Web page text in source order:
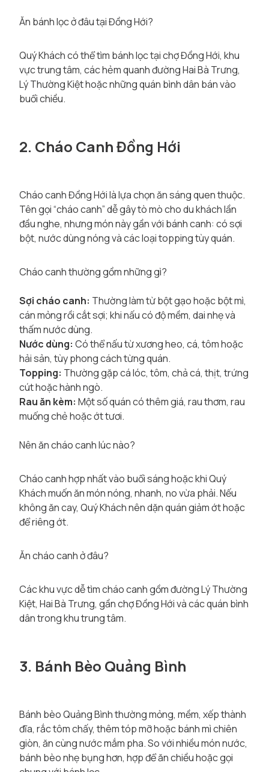
Ăn bánh lọc ở đâu tại Đồng Hới?
Quý Khách có thể tìm bánh lọc tại chợ Đồng Hới, khu
vực trung tâm, các hẻm quanh đường Hai Bà Trưng,
Lý Thường Kiệt hoặc những quán bình dân bán vào
buổi chiều.
2. Cháo Canh Đồng Hới
Cháo canh Đồng Hới là lựa chọn ăn sáng quen thuộc.
Tên gọi “cháo canh” dễ gây tò mò cho du khách lần
đầu nghe, nhưng món này gần với bánh canh: có sợi
bột, nước dùng nóng và các loại topping tùy quán.
Cháo canh thường gồm những gì?
Sợi cháo canh: Thường làm từ bột gạo hoặc bột mì,
cán mỏng rồi cắt sợi; khi nấu có độ mềm, dai nhẹ và
thấm nước dùng.
Nước dùng: Có thể nấu từ xương heo, cá, tôm hoặc
hải sản, tùy phong cách từng quán.
Topping: Thường gặp cá lóc, tôm, chả cá, thịt, trứng
cút hoặc hành ngò.
Rau ăn kèm: Một số quán có thêm giá, rau thơm, rau
muống chẻ hoặc ớt tươi.
Nên ăn cháo canh lúc nào?
Cháo canh hợp nhất vào buổi sáng hoặc khi Quý
Khách muốn ăn món nóng, nhanh, no vừa phải. Nếu
không ăn cay, Quý Khách nên dặn quán giảm ớt hoặc
để riêng ớt.
Ăn cháo canh ở đâu?
Các khu vực dễ tìm cháo canh gồm đường Lý Thường
Kiệt, Hai Bà Trưng, gần chợ Đồng Hới và các quán bình
dân trong khu trung tâm.
3. Bánh Bèo Quảng Bình
Bánh bèo Quảng Bình thường mỏng, mềm, xếp thành
đĩa, rắc tôm chấy, thêm tóp mỡ hoặc bánh mì chiên
giòn, ăn cùng nước mắm pha. So với nhiều món nước,
bánh bèo nhẹ bụng hơn, hợp để ăn chiều hoặc gọi